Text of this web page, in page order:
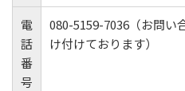
電
話
番
号
080-5159-7036（お問い
け付けております）